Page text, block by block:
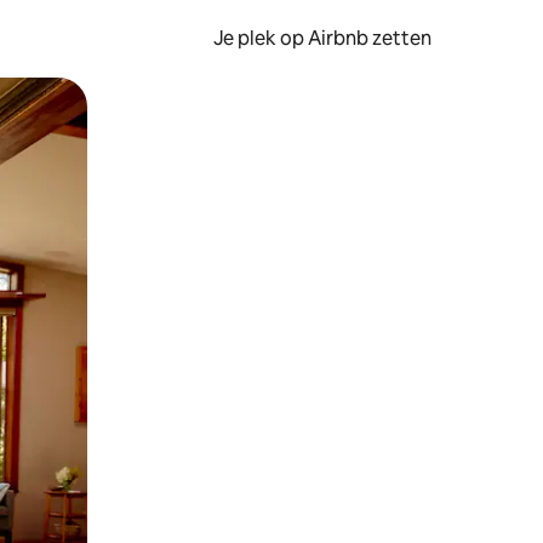
Je plek op Airbnb zetten
of swipen.